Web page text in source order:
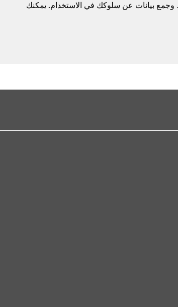
وجمع بيانات عن سلوكك في الاستخدام. يمكنك